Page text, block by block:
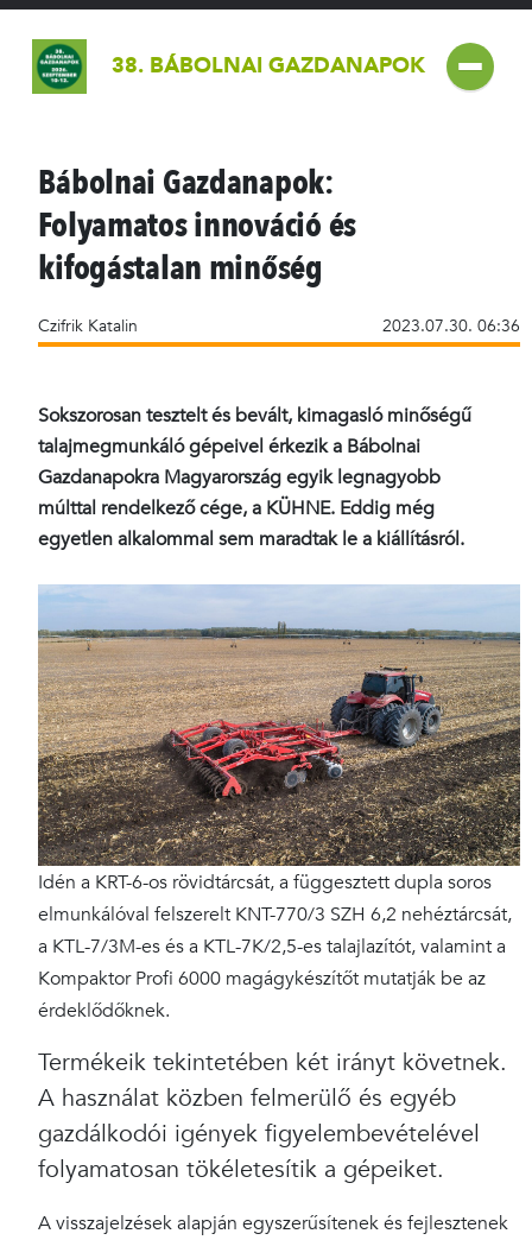
38. BÁBOLNAI GAZDANAPOK
Bábolnai Gazdanapok:
Folyamatos innováció és
kifogástalan minőség
Czifrik Katalin 2023.07.30. 06:36
Sokszorosan tesztelt és bevált, kimagasló minőségű
talajmegmunkáló gépeivel érkezik a Bábolnai
Gazdanapokra Magyarország egyik legnagyobb
múlttal rendelkező cége, a KÜHNE. Eddig még
egyetlen alkalommal sem maradtak le a kiállításról.
Idén a KRT-6-os rövidtárcsát, a függesztett dupla soros
elmunkálóval felszerelt KNT-770/3 SZH 6,2 nehéztárcsát,
a KTL-7/3M-es és a KTL-7K/2,5-es talajlazítót, valamint a
Kompaktor Profi 6000 magágykészítőt mutatják be az
érdeklődőknek.
Termékeik tekintetében két irányt követnek.
A használat közben felmerülő és egyéb
gazdálkodói igények figyelembevételével
folyamatosan tökéletesítik a gépeiket.
A visszajelzések alapján egyszerűsítenek és fejlesztenek